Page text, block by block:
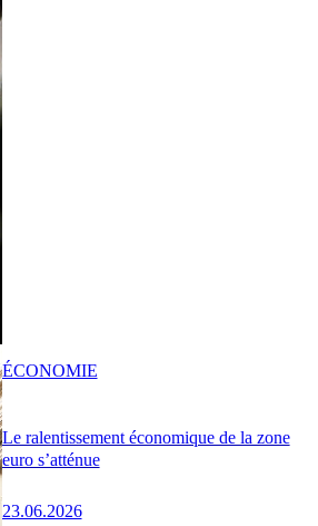
Le ralentissement économique de la zone
euro s’atténue
23.06.2026
ÉCONOMIE